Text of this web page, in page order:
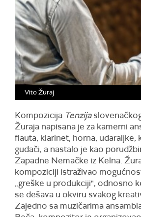
Vito Žuraj
Kompozicija Tenzija
Žuraja napisana je za kamerni
flauta, klarinet, horna, udaraljke,
gudači, a nastalo je kao
Zapadne Nemačke iz Kelna.
kompoziciji istraživao
„greške u produkciji", odnosno
se dešava u okviru svakog
Zajedno sa muzičarima